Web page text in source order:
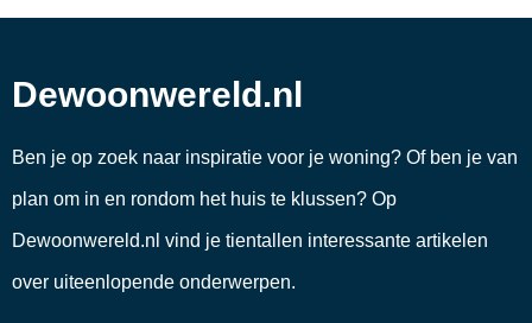
Dewoonwereld.nl
Ben je op zoek naar inspiratie voor je woning? Of ben je van
plan om in en rondom het huis te klussen? Op
Dewoonwereld.nl vind je tientallen interessante artikelen
over uiteenlopende onderwerpen.